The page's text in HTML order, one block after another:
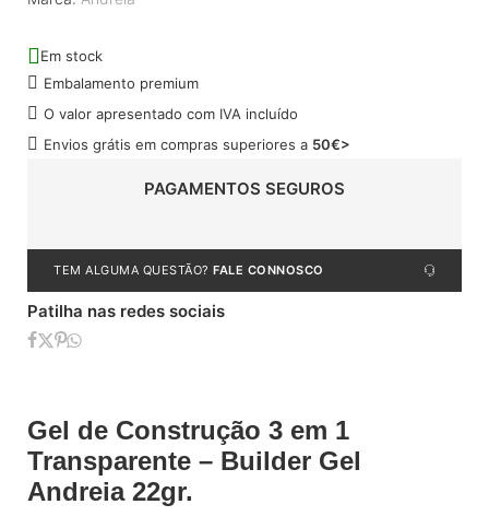
Em stock
Embalamento premium
O valor apresentado com IVA incluído
Envios grátis em compras superiores a 50€>
PAGAMENTOS SEGUROS
TEM ALGUMA QUESTÃO? FALE CONNOSCO
Patilha nas redes sociais
Gel de Construção 3 em 1
Transparente – Builder Gel
Andreia 22gr.